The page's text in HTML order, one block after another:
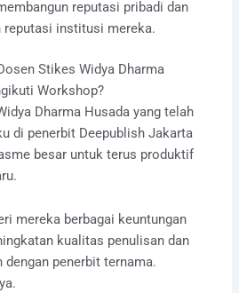
reputasi pribadi dan
reputasi institusi mereka.
Stikes Widya Dharma
Workshop?
Dharma Husada yang telah
di penerbit Deepublish Jakarta
besar untuk terus produktif
mereka berbagai keuntungan
kualitas penulisan dan
penerbit ternama.